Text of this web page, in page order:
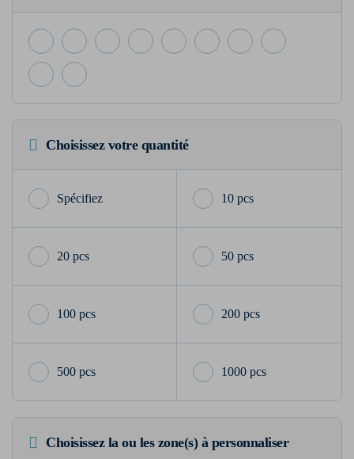
Choisissez votre quantité
10 pcs
20 pcs 50 pcs
100 pcs 200 pcs
500 pcs 1000 pcs
Choisissez la ou les zone(s) à personnaliser